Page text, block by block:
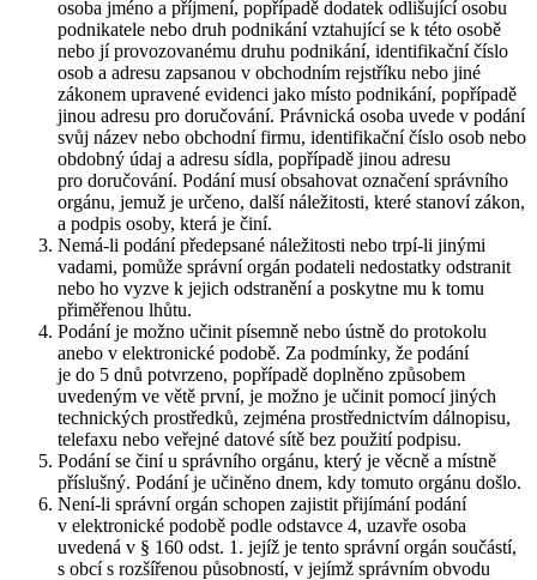
osoba jméno a příjmení, popřípadě dodatek odlišující osobu
podnikatele nebo druh podnikání vztahující se k této osobě
nebo jí provozovanému druhu podnikání, identifikační číslo
osob a adresu zapsanou v obchodním rejstříku nebo jiné
zákonem upravené evidenci jako místo podnikání, popřípadě
jinou adresu pro doručování. Právnická osoba uvede v podání
svůj název nebo obchodní firmu, identifikační číslo osob nebo
obdobný údaj a adresu sídla, popřípadě jinou adresu
pro doručování. Podání musí obsahovat označení správního
orgánu, jemuž je určeno, další náležitosti, které stanoví zákon,
a podpis osoby, která je činí.
Nemá-li podání předepsané náležitosti nebo trpí-li jinými
vadami, pomůže správní orgán podateli nedostatky odstranit
nebo ho vyzve k jejich odstranění a poskytne mu k tomu
přiměřenou lhůtu.
Podání je možno učinit písemně nebo ústně do protokolu
anebo v elektronické podobě. Za podmínky, že podání
je do 5 dnů potvrzeno, popřípadě doplněno způsobem
uvedeným ve větě první, je možno je učinit pomocí jiných
technických prostředků, zejména prostřednictvím dálnopisu,
telefaxu nebo veřejné datové sítě bez použití podpisu.
Podání se činí u správního orgánu, který je věcně a místně
příslušný. Podání je učiněno dnem, kdy tomuto orgánu došlo.
Není-li správní orgán schopen zajistit přijímání podání
v elektronické podobě podle odstavce 4, uzavře osoba
uvedená v § 160 odst. 1. jejíž je tento správní orgán součástí,
s obcí s rozšířenou působností, v jejímž správním obvodu